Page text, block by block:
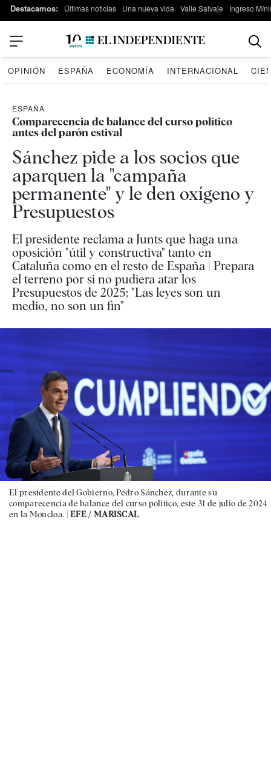
Destacamos: Últimas noticias Una nueva vida Valle Salvaje Ingreso
OPINIÓN ESPAÑA ECONOMÍA INTERNACIONAL
ESPAÑA
Comparecencia de balance del curso político
antes del parón estival
Sánchez pide a los socios que
aparquen la "campaña
permanente" y le den oxígeno y
Presupuestos
El presidente reclama a Junts que haga una
oposición "útil y constructiva" tanto en
Cataluña como en el resto de España | Prepara
el terreno por si no pudiera atar los
Presupuestos de 2025: "Las leyes son un
medio, no son un fin"
El presidente del Gobierno, Pedro Sánchez, durante su
comparecencia de balance del curso político, este 31 de julio de 2024
en la Moncloa. |EFE / MARISCAL